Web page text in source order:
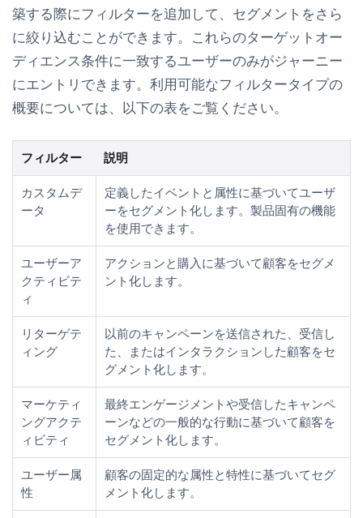
築する際にフィルターを追加して、セグメントをさら
に絞り込むことができます。これらのターゲットオー
ディエンス条件に一致するユーザーのみがジャーニー
にエントリできます。利用可能なフィルタータイプの
概要については、以下の表をご覧ください。
フィルター 説明
カスタムデ
ータ
定義したイベントと属性に基づいてユーザ
ーをセグメント化します。製品固有の機能
を使用できます。
ユーザーア
クティビテ
ィ
アクションと購入に基づいて顧客をセグメ
ント化します。
リターゲテ
ィング
以前のキャンペーンを送信された、受信し
た、またはインタラクションした顧客をセ
グメント化します。
マーケティ
ングアクテ
ィビティ
最終エンゲージメントや受信したキャンペ
ーンなどの一般的な行動に基づいて顧客を
セグメント化します。
ユーザー属
性
顧客の固定的な属性と特性に基づいてセグ
メント化します。